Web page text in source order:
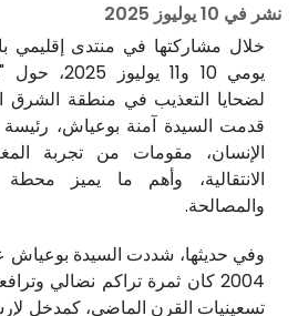
نشر في 10 يوليوز 2025
خلال مشاركتها في منتدى إقليمي
يومي 10 و11
لضحايا التعذيب في منطقة الشرق
قدمت السيدة آمنة بوعياش،
الإنسان، مقومات من تجربة
الانتقالية، وأهم ما يميز
والمصالحة.
وفي حديثها، شددت السيدة بوعياش
2004 كان ثمرة تراكم نضالي
تسعينيات القرن الماضي، كمدخل